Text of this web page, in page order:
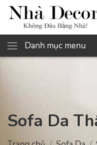
Danh mục menu
Sofa Da